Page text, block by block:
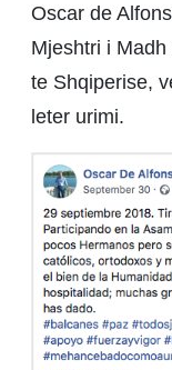
Oscar de
Mjeshtri i
te Shqiperise,
leter urimi.